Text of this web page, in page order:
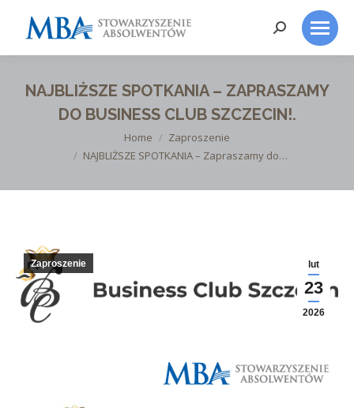
Search:
NAJBLIŻSZE SPOTKANIA – ZAPRASZAMY
DO BUSINESS CLUB SZCZECIN!.
Home
Zaproszenie
NAJBLIŻSZE SPOTKANIA – Zapraszamy do…
lut
23
2026
Zaproszenie